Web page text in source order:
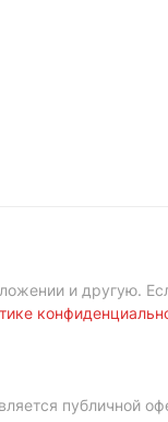
и другую.
публичной